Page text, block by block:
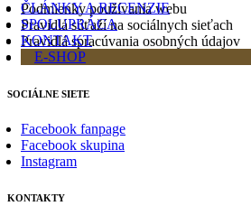
ČLÁNKY A RECENZIE
SPOLUPRÁCA
KONTAKT
E-SHOP
Podmienky používania webu
Pravidlá súťaží na sociálnych sieťach
Pravidlá spracúvania osobných údajov
Cookies
SOCIÁLNE SIETE
Facebook fanpage
Facebook skupina
Instagram
KONTAKTY